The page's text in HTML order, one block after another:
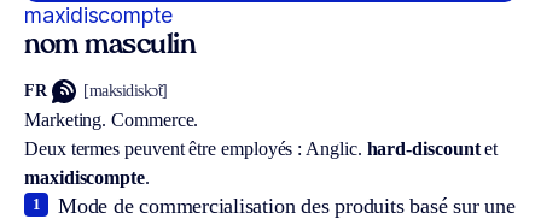
maxidiscompte
nom masculin
FR [maksidiskɔ̃t]
Marketing. Commerce.
Deux termes peuvent être employés : Anglic. hard-discountet
maxidiscompte.
Mode de commercialisation des produits basé sur une
1